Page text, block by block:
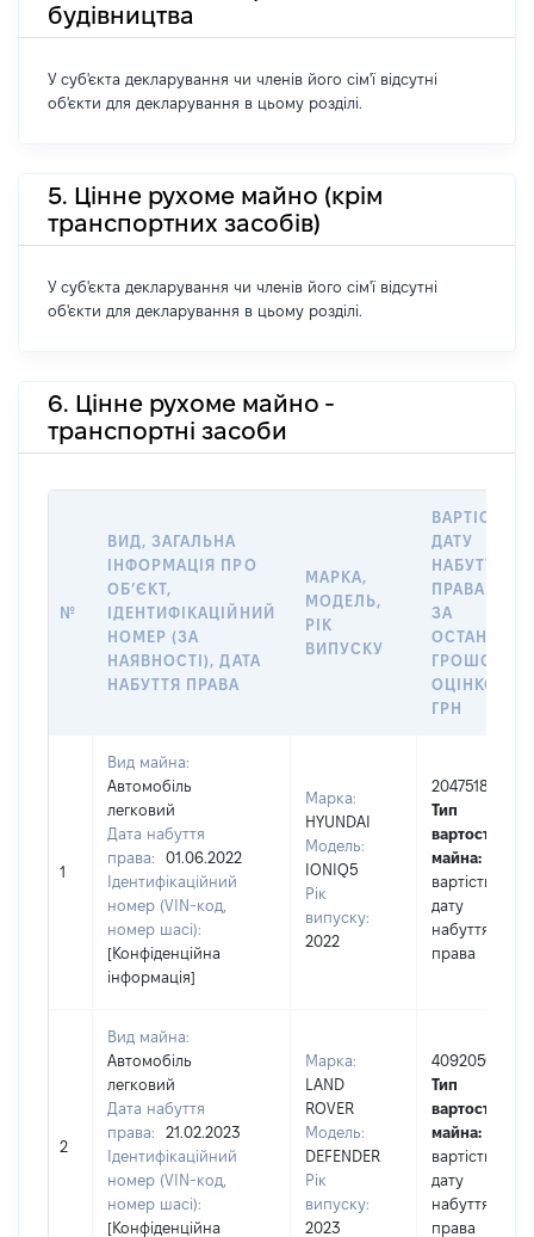
будівництва
У суб'єкта декларування чи членів його сім'ї відсутні
об'єкти для декларування в цьому розділі.
5. Цінне рухоме майно (крім
транспортних засобів)
У суб'єкта декларування чи членів його сім'ї відсутні
об'єкти для декларування в цьому розділі.
6. Цінне рухоме майно -
транспортні засоби
№
ВИД, ЗАГАЛЬНА
ІНФОРМАЦІЯ ПРО
ОБʼЄКТ,
ІДЕНТИФІКАЦІЙНИЙ
НОМЕР (ЗА
НАЯВНОСТІ), ДАТА
НАБУТТЯ ПРАВА
МАРКА,
МОДЕЛЬ,
РІК
ВИПУСКУ
ВАРТІСТЬ
ДАТУ
НАБУТТЯ
ПРАВА АБО
ЗА
ГРОШОВОЮ
ОЦІНКОЮ,
ГРН
1
Вид майна:
Автомобіль
легковий
Дата набуття
права:
01.06.2022
Ідентифікаційний
номер (VIN-код,
номер шасі):
[Конфіденційна
інформація]
Марка:
HYUNDAI
Модель:
IONIQ5
Рік
випуску:
2022
2047518
Тип
вартості
майна:
вартість на
дату
набуття
права
2
Вид майна:
Автомобіль
легковий
Дата набуття
права:
21.02.2023
Ідентифікаційний
номер (VIN-код,
номер шасі):
[Конфіденційна
Марка:
LAND
ROVER
Модель:
DEFENDER
Рік
випуску:
2023
4092050
Тип
вартості
майна:
вартість на
дату
набуття
права